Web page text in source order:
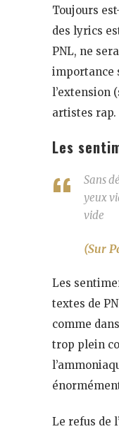
Toujours
des lyrics
PNL, ne
importance
l’extension
artistes rap.
Les
Sans
yeux
vide
(Sur
Les
textes de
comme
trop plein
Le refus de